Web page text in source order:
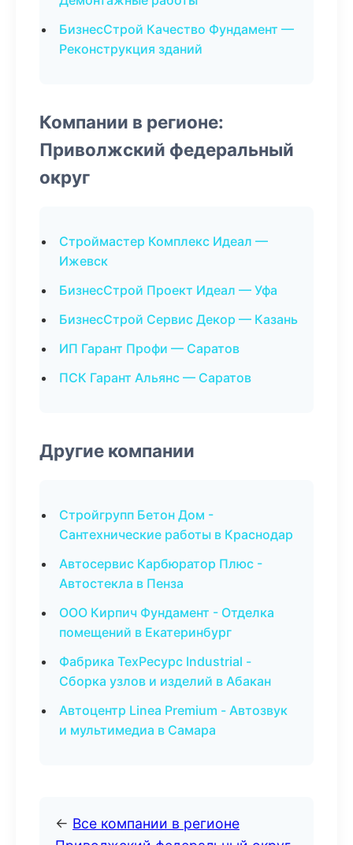
БизнесСтрой Качество Фундамент —
Реконструкция зданий
Компании в регионе:
Приволжский федеральный
округ
Строймастер Комплекс Идеал —
Ижевск
БизнесСтрой Проект Идеал — Уфа
БизнесСтрой Сервис Декор — Казань
ИП Гарант Профи — Саратов
ПСК Гарант Альянс — Саратов
Другие компании
Стройгрупп Бетон Дом -
Сантехнические работы в Краснодар
Автосервис Карбюратор Плюс -
Автостекла в Пенза
ООО Кирпич Фундамент - Отделка
помещений в Екатеринбург
Фабрика ТехРесурс Industrial -
Сборка узлов и изделий в Абакан
Автоцентр Linea Premium - Автозвук
и мультимедиа в Самара
← Все компании в регионе